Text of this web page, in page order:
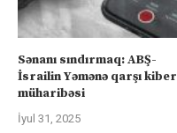
Sənanı sındırmaq: ABŞ-
İsrailin Yəmənə qarşı kiber
müharibəsi
İyul 31, 2025